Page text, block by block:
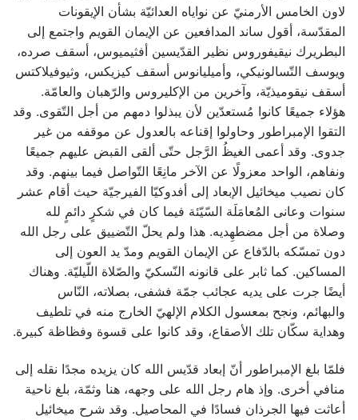
لاون الخامس الأرمنيّ عن نواياه العدائيّة بشأن الإيقونات
المقدّسة، أقول ساند المدافعين عن الإيمان القويم واجتمع إلى
البطريرك نيقيفوروس نظير القدّيسين أفثيميوس، أسقف صرده،
ويوسف التّسالونيكي، وأميليانوس أسقف كيزيكس، وثيوفيلاكتس
أسقف نيقوميذيّة، وآخرين من الإكليروس والرّهبان والعامّة.
هؤلاء جميعًا كانوا مُستعدّين لأن يبذلوا دمهم من أجل التّقوى. وقد
التقوا الإمبراطور وحاولوا إقناعه بالعدول عن موقفه من غير
جدوى. وقد أعمى الغيظُ الرَّجل حتّى ألقى القبض عليهم جميعًا
ونفاهم، الواحد معزولًا عن الآخر مانِعًا التّواصل فيما بينهم. وقد
كان نصيب ميخائيل الإبعاد إلى أفدوكيّا الفيرجيّة حيث أقام عشر
سنوات وعانى المُعامَلَة السّيّئة فيما كان في شكرٍ دائمٍ لله
وصلاة من أجل مضطهِديه. هذا ولم يحلّ التّضييق على رجل الله
دون تمسّكه بالدّفاع عن الإيمان القويم ومدّ يد العون إلى
المساكين. كما ثابر على قانونه النّسكيّ والصّلاة اللّيليّة. وهناك
أيضًا جرت على يديه عجائب جمّة فشفى، بصلاته، النّاس
والبهائم، ونجح بمعسول الكلام الإلهيّ الخارج منه في تلطيف
وهداية سكّان تلك الأصقاع، وقد كانوا على قسوة وفظاظة كبيرة.
فلمّا بلغ الإمبراطور أنّ إبعاد قدّيس الله كان يزيده مجدًا نقله إلى
منافي أخرى. وإذ هام رجل الله على وجهه، هنا وثمّة، بلغ ناحية
أعاثت فيها الجرذان فسادًا في المحاصيل. وقد شرح ميخائيل